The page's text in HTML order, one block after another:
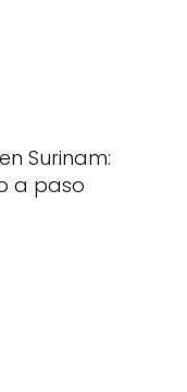
Surinam:
a paso